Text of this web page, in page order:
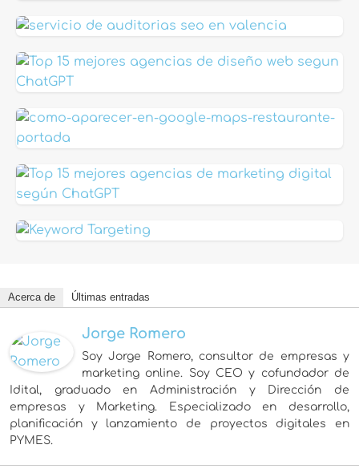
Acerca de Últimas entradas
Jorge Romero
Soy Jorge Romero, consultor de empresas y
marketing online. Soy CEO y cofundador de
Idital, graduado en Administración y Dirección de
empresas y Marketing. Especializado en desarrollo,
planificación y lanzamiento de proyectos digitales en
PYMES.